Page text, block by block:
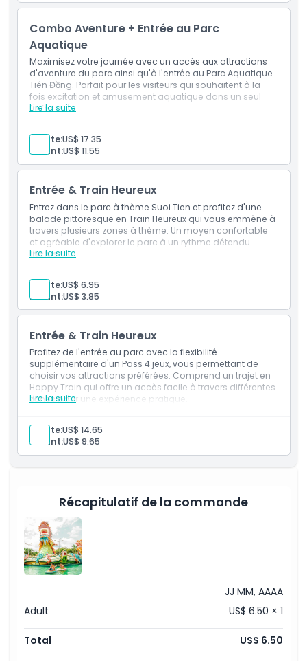
1 billet(s) de Mystère de la Forêt des Sorcières
1 billet(s) de Château de Neige
1 billet(s) de Grande Roue
1 billet(s) de Bateau à Pagaie des Quatre Animaux
Sacrés
1 billet(s)
Combo Aventure + Entrée au Parc
Aquatique
Maximisez votre journée avec un accès aux attractions
d'aventure du parc ainsi qu'à l'entrée au Parc Aquatique
Tiên Đồng. Parfait pour les visiteurs qui souhaitent à la
fois excitation et amusement aquatique dans un seul
forfait.
Lire la suite
Entrée à : Parc à thème Suoi Tien
1 billet(s) de taxi touristique
1 billet(s) Mystère de la Forêt des Sorcières
1 billet(s) Palais de la Licorne
1 billet(s) Grande Roue
1 billet(s) Bateau-pédalo des Quatre Animaux Sacrés
1 billet(s)
1 billet(s) Parc Aquatique
Adulte:US$ 17.35
Enfant:US$ 11.55
Entrée & Train Heureux
Entrez dans le parc à thème Suoi Tien et profitez d'une
balade pittoresque en Train Heureux qui vous emmène à
travers plusieurs zones à thème. Un moyen confortable
et agréable d'explorer le parc à un rythme détendu.
Lire la suite
Inclus
Billet Happy Train, desservant les itinéraires entre les
stations de 8h00 à 16h00
Adulte:US$ 6.95
Enfant:US$ 3.85
Entrée & Train Heureux
Profitez de l'entrée au parc avec la flexibilité
supplémentaire d'un Pass 4 jeux, vous permettant de
choisir vos attractions préférées. Comprend un trajet en
Happy Train qui offre un accès facile à travers différentes
zones pour une expérience pratique.
Lire la suite
Admission à : Parc à Thème Suoi Tien
Choix de 4 Jeux/Attractions : Vous pouvez librement
choisir 4 de vos jeux préférés dans le parc sec, et
Adulte:US$ 14.65
Enfant:US$ 9.65
Récapitulatif de la commande
JJ MM, AAAA
Adult
US$ 6.50 × 1
Total US$ 6.50